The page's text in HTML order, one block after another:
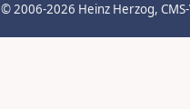
© 2006-2026 Heinz Herzog,